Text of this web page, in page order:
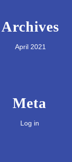
Archives
April 2021
Meta
Log in